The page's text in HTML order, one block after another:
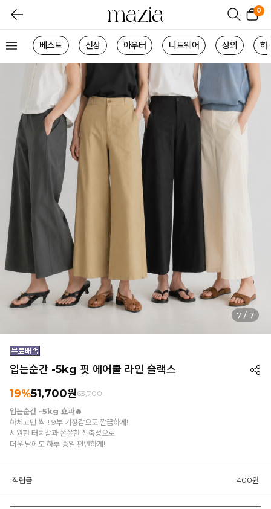
0
베스트 신상 아우터 니트웨어 상의 하
1 / 7
입는순간 -5kg 핏 에어쿨 라인 슬랙스
19%51,700원63,700
입는순간 -5kg 효과🔥
하체고민 싹-! 9부 기장감으로 깔끔하게!
시원한 터치감과 쫀쫀한 신축성으로
더운 날에도 하루 종일 편안하게!
적립금 400원